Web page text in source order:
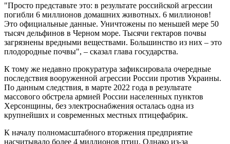
"Просто представьте это: в результате российской агрессии
погибли 6 миллионов домашних животных. 6 миллионов!
Это официальные данные. Уничтожены по меньшей мере 50
тысяч дельфинов в Черном море. Тысячи гектаров почвы
загрязнены вредными веществами. Большинство из них – это
плодородные почвы", – сказал глава государства.
К тому же недавно прокуратура зафиксировала очередные
последствия вооруженной агрессии России против Украины.
По данным следствия, в марте 2022 года в результате
массового обстрела армией России населенных пунктов
Херсонщины, без электроснабжения осталась одна из
крупнейших и современных местных птицефабрик.
К началу полномасштабного вторжения предприятие
насчитывало более 4 миллионов птиц. Однако из-за